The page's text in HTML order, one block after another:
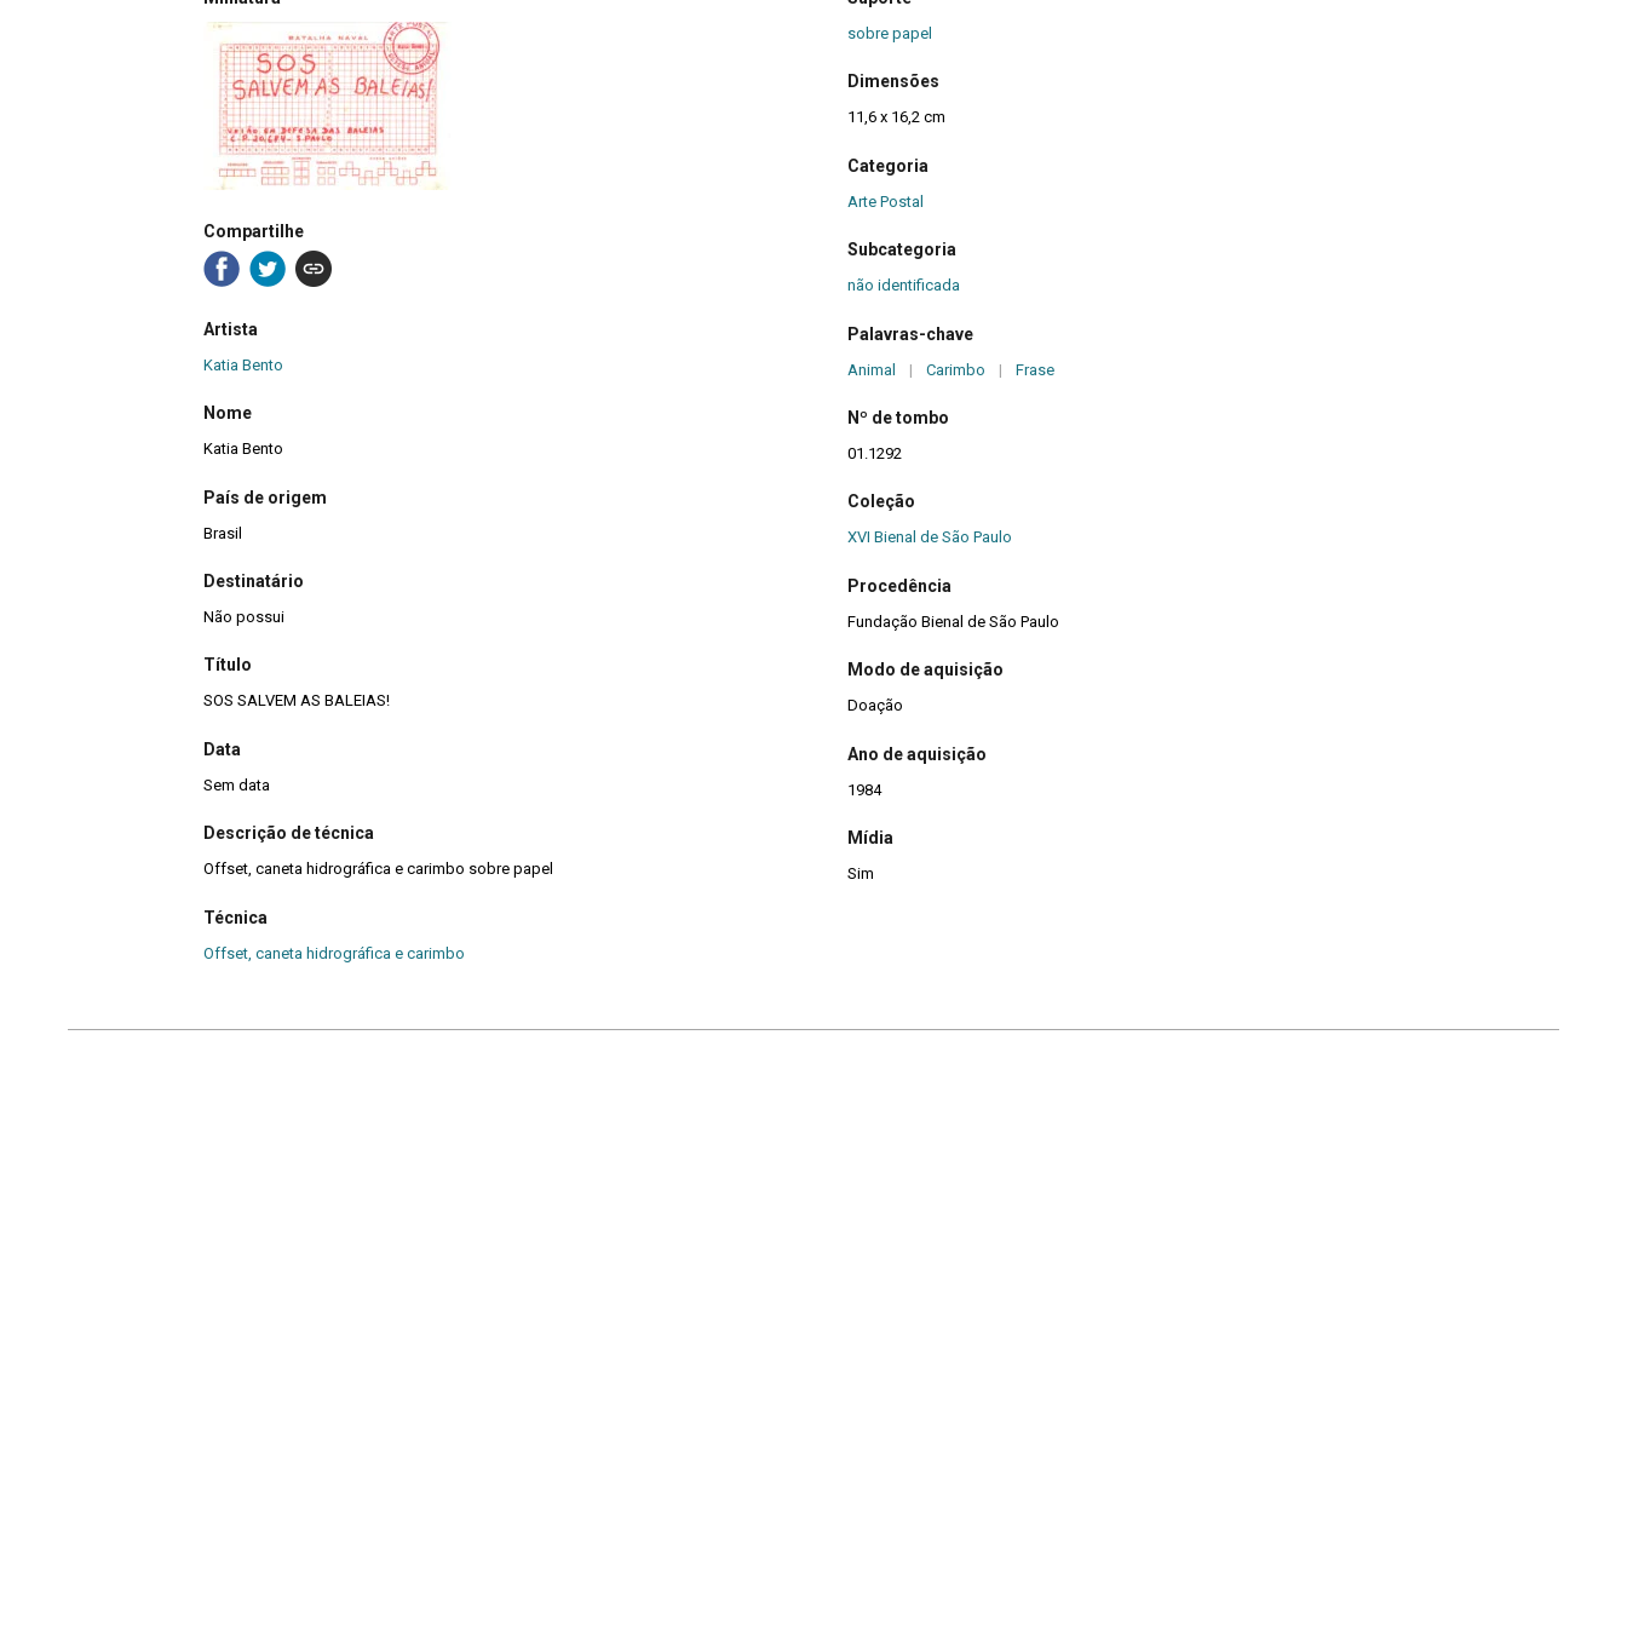
Compartilhe
Artista
Katia Bento
Nome
Katia Bento
País de origem
Brasil
Destinatário
Não possui
Título
SOS SALVEM AS BALEIAS!
Data
Sem data
Descrição de técnica
Offset, caneta hidrográfica e carimbo sobre papel
Técnica
Offset, caneta hidrográfica e carimbo
sobre papel
Dimensões
11,6 x 16,2 cm
Categoria
Arte Postal
Subcategoria
não identificada
Palavras-chave
Animal | Carimbo | Frase
Nº de tombo
01.1292
Coleção
XVI Bienal de São Paulo
Procedência
Fundação Bienal de São Paulo
Modo de aquisição
Doação
Ano de aquisição
1984
Mídia
Sim